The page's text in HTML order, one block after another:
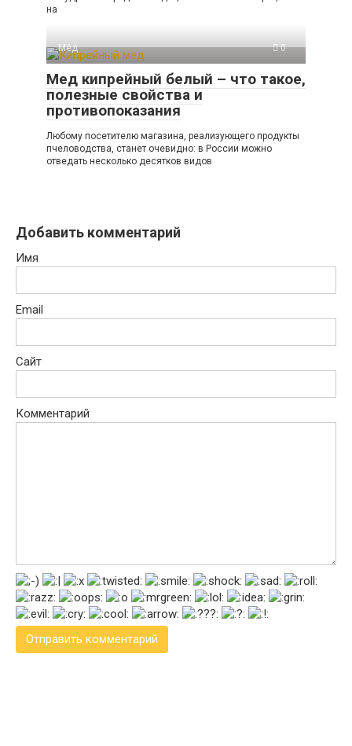
на
Мёд 0
Мед кипрейный белый – что такое,
полезные свойства и
противопоказания
Любому посетителю магазина, реализующего продукты
пчеловодства, станет очевидно: в России можно
отведать несколько десятков видов
Добавить комментарий
Имя
Email
Сайт
Комментарий